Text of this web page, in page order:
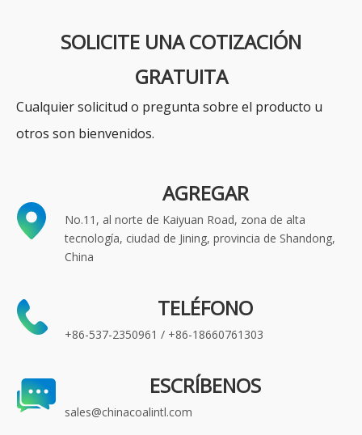
SOLICITE UNA COTIZACIÓN
GRATUITA
Cualquier solicitud o pregunta sobre el producto u
otros son bienvenidos.
AGREGAR
No.11, al norte de Kaiyuan Road, zona de alta
tecnología, ciudad de Jining, provincia de Shandong,
China
TELÉFONO
+86-537-2350961 / +86-18660761303
ESCRÍBENOS
sales@chinacoalintl.com